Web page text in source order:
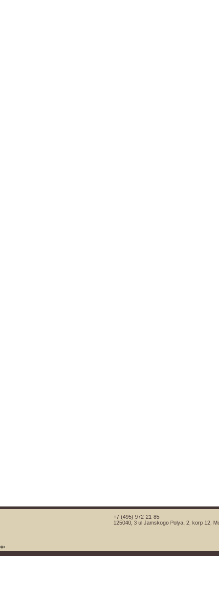
+7 (495) 972-21-85
125040, 3 ul Jamskogo Polya, 2, korp 12,